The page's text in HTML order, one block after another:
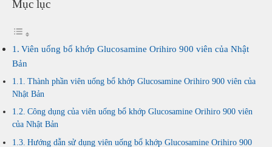
Mục lục
Viên uống bổ khớp Glucosamine Orihiro 900 viên của Nhật
Bản
Thành phần viên uống bổ khớp Glucosamine Orihiro 900 viên của
Nhật Bản
Công dụng của viên uống bổ khớp Glucosamine Orihiro 900 viên
của Nhật Bản
Hướng dẫn sử dụng viên uống bổ khớp Glucosamine Orihiro 900